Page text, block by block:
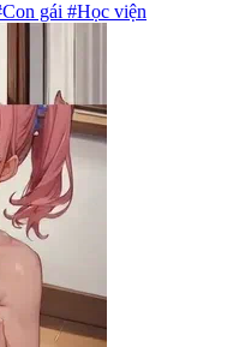
gái #Học viện